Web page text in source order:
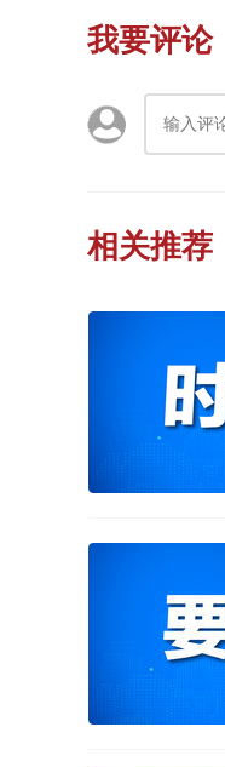
我要评论
相关推荐